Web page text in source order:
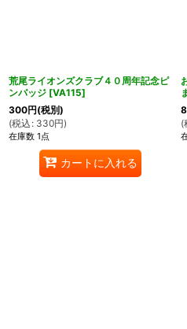
荒尾ライオンズクラブ４０周年記念ピ
ンバッジ [VA115]
300円(税別)
(税込 : 330円)
在庫数 1点
カートに入れる
(